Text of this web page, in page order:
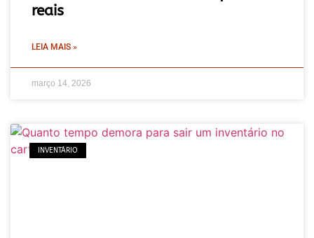
reais
LEIA MAIS »
março 14, 2026
INVENTÁRIO